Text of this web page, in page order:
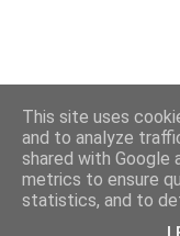
This site uses
and to analyze
shared with Google
metrics to ensure
statistics, and to